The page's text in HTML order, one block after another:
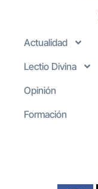
Actualidad
Lectio Divina
Opinión
Formación